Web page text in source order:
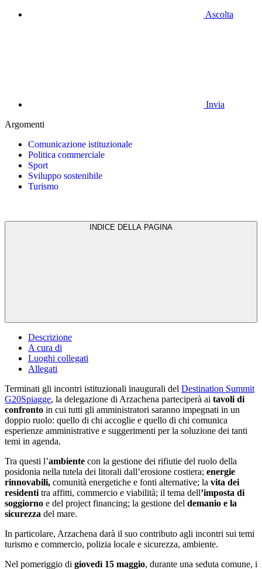
Ascolta
Invia
Argomenti
Comunicazione istituzionale
Politica commerciale
Sport
Sviluppo sostenibile
Turismo
Descrizione
A cura di
Luoghi collegati
Allegati
Terminati gli incontri istituzionali inaugurali del Destination Summit
G20Spiagge, la delegazione di Arzachena parteciperà ai tavoli di
confronto in cui tutti gli amministratori saranno impegnati in un
doppio ruolo: quello di chi accoglie e quello di chi comunica
esperienze amministrative e suggerimenti per la soluzione dei tanti
temi in agenda.
Tra questi l’ambiente con la gestione dei rifiutie del ruolo della
posidonia nella tutela dei litorali dall’erosione costiera; energie
rinnovabili, comunità energetiche e fonti alternative; la vita dei
residenti tra affitti, commercio e viabilità; il tema dell’imposta di
soggiorno e del project financing; la gestione del demanio e la
sicurezza del mare.
In particolare, Arzachena darà il suo contributo agli incontri sui temi
turismo e commercio, polizia locale e sicurezza, ambiente.
Nel pomeriggio di giovedì 15 maggio, durante una seduta comune, i